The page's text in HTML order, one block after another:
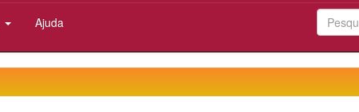
Ajuda